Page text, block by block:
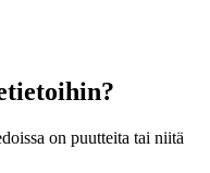
on puutteita tai niitä